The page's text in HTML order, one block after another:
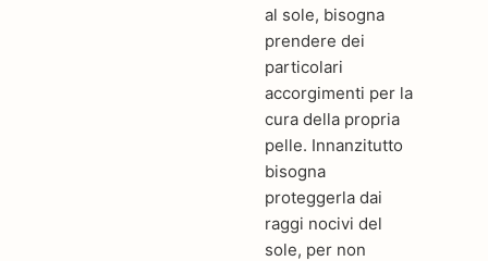
al sole, bisogna
prendere dei
particolari
accorgimenti per la
cura della propria
pelle. Innanzitutto
bisogna
proteggerla dai
raggi nocivi del
sole, per non